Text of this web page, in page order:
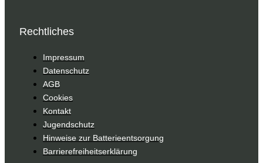
Rechtliches
Impressum
Datenschutz
AGB
Cookies
Kontakt
Jugendschutz
Hinweise zur Batterieentsorgung
Barrierefreiheitserklärung